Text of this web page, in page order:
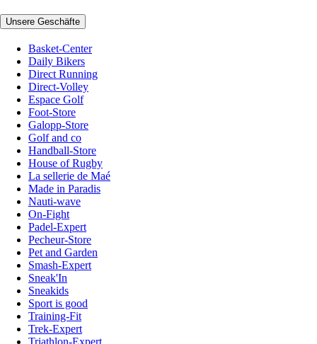
Unsere Geschäfte
Basket-Center
Daily Bikers
Direct Running
Direct-Volley
Espace Golf
Foot-Store
Galopp-Store
Golf and co
Handball-Store
House of Rugby
La sellerie de Maé
Made in Paradis
Nauti-wave
On-Fight
Padel-Expert
Pecheur-Store
Pet and Garden
Smash-Expert
Sneak'In
Sneakids
Sport is good
Training-Fit
Trek-Expert
Triathlon-Expert